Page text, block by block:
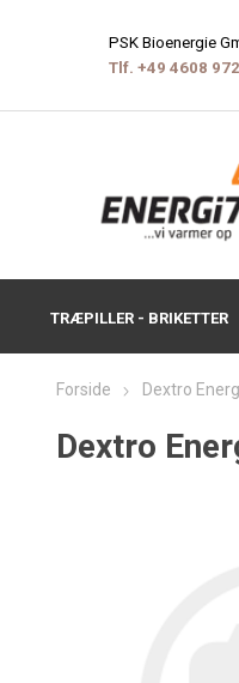
PSK Bioenergie
Tlf. +49 4608
TRÆPILLER - BRIKETTER
Forside Dextro
Dextro